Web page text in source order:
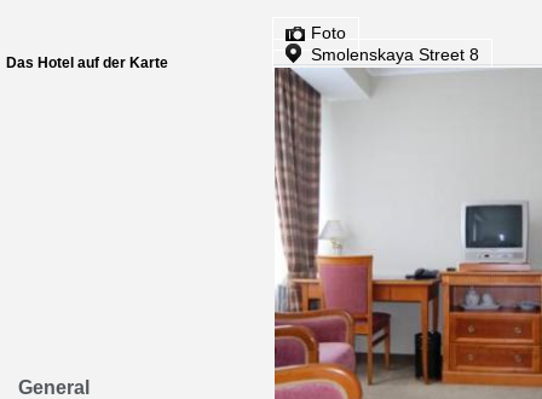
Das Hotel auf der Karte
General
Foto
Smolenskaya Street 8